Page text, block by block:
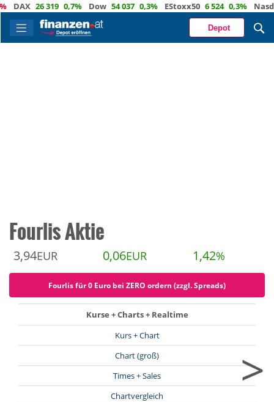
26 319 0,7% Dow 54 037 0,3% EStoxx50 6 524 0,3% Nasdaq
Depot
Fourlis Aktie
3,94EUR 0,06EUR 1,42%
Fourlis für 0 Euro bei ZERO ordern (zzgl. Spreads)
Kurse + Charts + Realtime
Kurs + Chart
Chart (groß)
Times + Sales
Chartvergleich
>